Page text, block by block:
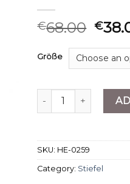
€68.00 €
Größe
stiefel quantity
SKU: HE-0259
Category: Stiefel